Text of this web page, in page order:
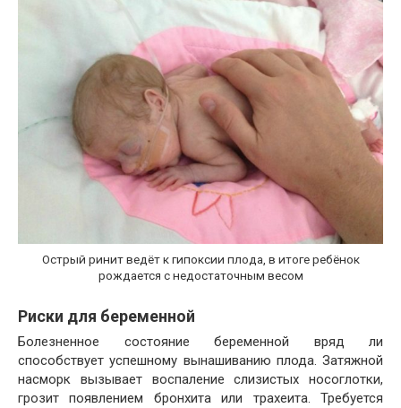
Острый ринит ведёт к гипоксии плода, в итоге ребёнок
рождается с недостаточным весом
Риски для беременной
Болезненное состояние беременной вряд ли
способствует успешному вынашиванию плода. Затяжной
насморк вызывает воспаление слизистых носоглотки,
грозит появлением бронхита или трахеита. Требуется